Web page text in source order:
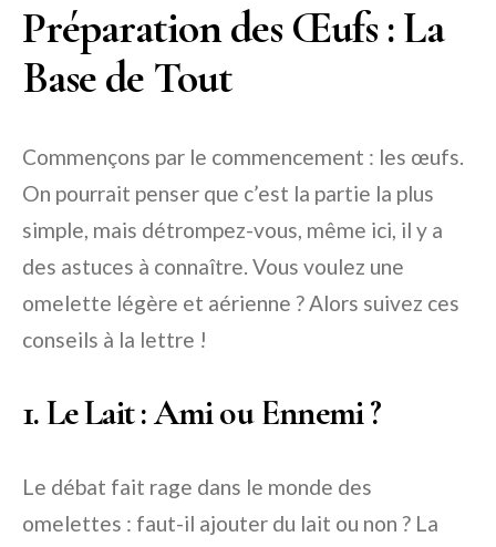
Préparation des Œufs : La
Base de Tout
Commençons par le commencement : les œufs.
On pourrait penser que c’est la partie la plus
simple, mais détrompez-vous, même ici, il y a
des astuces à connaître. Vous voulez une
omelette légère et aérienne ? Alors suivez ces
conseils à la lettre !
1. Le Lait : Ami ou Ennemi ?
Le débat fait rage dans le monde des
omelettes : faut-il ajouter du lait ou non ? La